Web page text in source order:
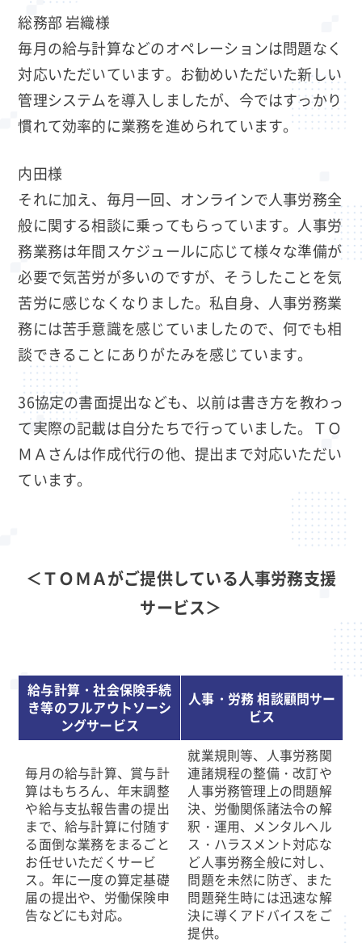
総務部 岩織様
毎月の給与計算などのオペレーションは問題なく
対応いただいています。お勧めいただいた新しい
管理システムを導入しましたが、今ではすっかり
慣れて効率的に業務を進められています。
内田様
それに加え、毎月一回、オンラインで人事労務全
般に関する相談に乗ってもらっています。人事労
務業務は年間スケジュールに応じて様々な準備が
必要で気苦労が多いのですが、そうしたことを気
苦労に感じなくなりました。私自身、人事労務業
務には苦手意識を感じていましたので、何でも相
談できることにありがたみを感じています。
36協定の書面提出なども、以前は書き方を教わっ
て実際の記載は自分たちで行っていました。ＴＯ
ＭＡさんは作成代行の他、提出まで対応いただい
ています。
＜ＴＯＭＡがご提供している人事労務支援
サービス＞
給与計算・社会保険手続
き等のフルアウトソーシ
ングサービス
人事・労務 相談顧問サー
ビス
毎月の給与計算、賞与計
算はもちろん、年末調整
や給与支払報告書の提出
まで、給与計算に付随す
る面倒な業務をまるごと
お任せいただくサービ
ス。年に一度の算定基礎
届の提出や、労働保険申
告などにも対応。
就業規則等、人事労務関
連諸規程の整備・改訂や
人事労務管理上の問題解
決、労働関係諸法令の解
釈・運用、メンタルヘル
ス・ハラスメント対応な
ど人事労務全般に対し、
問題を未然に防ぎ、また
問題発生時には迅速な解
決に導くアドバイスをご
提供。